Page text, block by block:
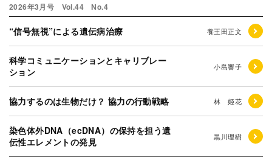
2026年3月号 Vol.44 No.4
“信号無視”による遺伝病治療 養王田正文
科学コミュニケーションとキャリブレー
ション
小島響子
協力するのは生物だけ？ 協力の行動戦略 林 姫花
染色体外DNA（ecDNA）の保持を担う遺
伝性エレメントの発見
黒川理樹